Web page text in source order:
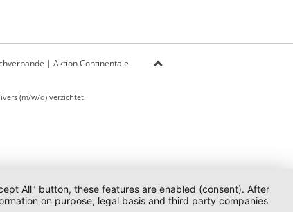
| Aktion Continentale
(m/w/d) verzichtet.
All" button, these features are enabled (consent). After
on purpose, legal basis and third party companies